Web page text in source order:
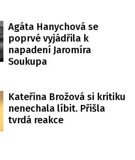
Agáta Hanychová se
poprvé vyjádřila k
napadení Jaromíra
Soukupa
Kateřina Brožová si kritiku
nenechala líbit. Přišla
tvrdá reakce